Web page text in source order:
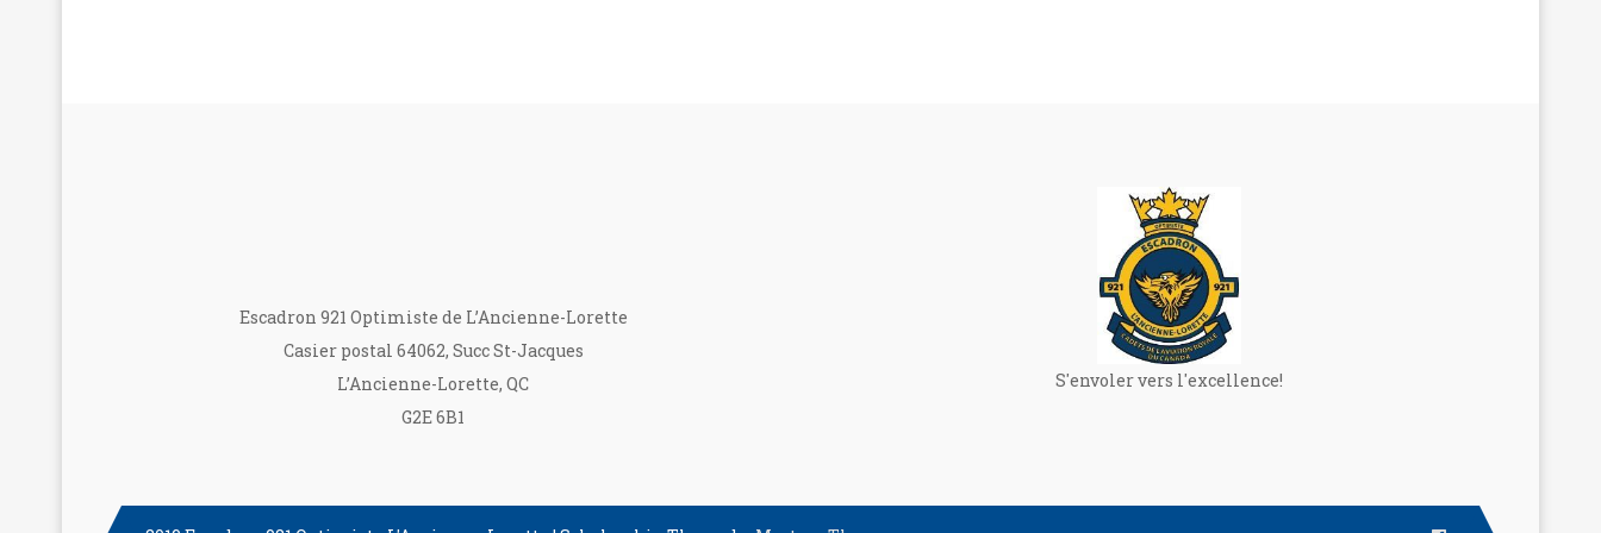
Escadron 921 Optimiste de L’Ancienne-Lorette
Casier postal 64062, Succ St-Jacques
L’Ancienne-Lorette, QC
G2E 6B1
S'envoler vers l'excellence!